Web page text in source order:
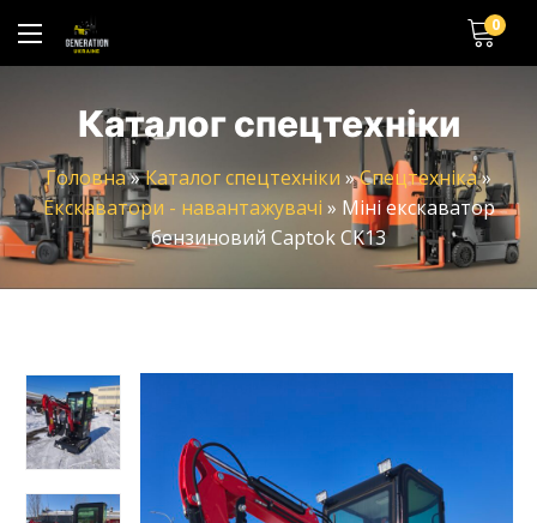
0
Каталог спецтехніки
Головна»Каталог спецтехніки»Спецтехніка»
Екскаватори - навантажувачі » Міні екскаватор
бензиновий Captok CK13